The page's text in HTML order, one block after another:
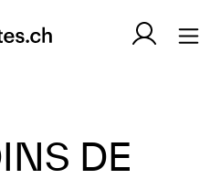
DE